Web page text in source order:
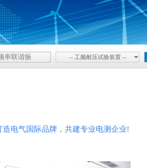
-- 工频耐压试验装置 --
电气国际品牌，共建专业电测企业!